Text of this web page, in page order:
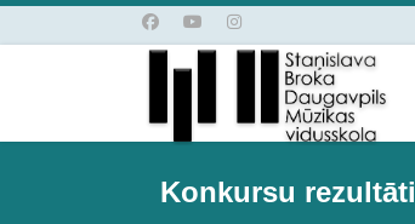
Konkursu rezultāti